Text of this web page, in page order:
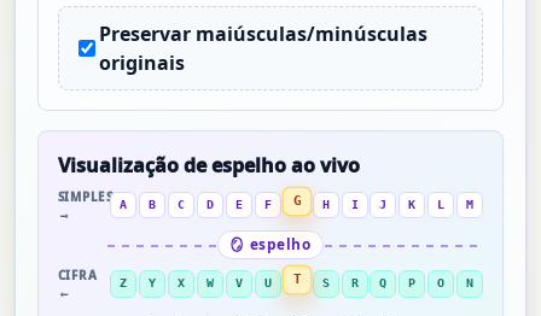
Preservar maiúsculas/minúsculas
originais
Visualização de espelho ao vivo
SIMPLES
→
A B C D E F G H I J K L M
🪞 espelho
CIFRA
←
Z Y X W V U T S R Q P O N